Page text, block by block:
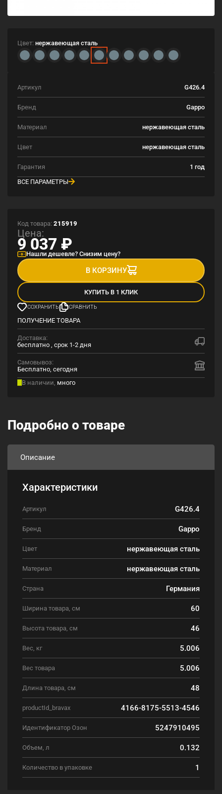
Цвет: нержавеющая сталь
Артикул G426.4
Бренд Gappo
Материал нержавеющая сталь
Цвет нержавеющая сталь
Гарантия
1 год
ВСЕ ПАРАМЕТРЫ
Код товара: 215919
Цена:
9 037 ₽
Нашли дешевле? Снизим цену?
В КОРЗИНУ
КУПИТЬ В 1 КЛИК
СОХРАНИТЬ СРАВНИТЬ
ПОЛУЧЕНИЕ ТОВАРА
Доставка:
бесплатно , срок 1-2 дня
Самовывоз:
Бесплатно, сегодня
В наличии, много
Подробно о товаре
Описание
Характеристики
Артикул G426.4
Бренд Gappo
Цвет нержавеющая сталь
Материал нержавеющая сталь
Страна Германия
Ширина товара, см 60
Высота товара, см 46
Вес, кг 5.006
Вес товара 5.006
Длина товара, см 48
productId_bravax 4166-8175-5513-4546
Идентификатор Озон 5247910495
Объем, л 0.132
Количество в упаковке 1